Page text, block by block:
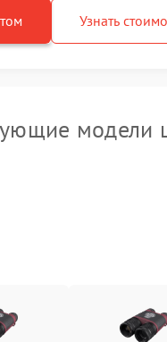
Узнать
модели